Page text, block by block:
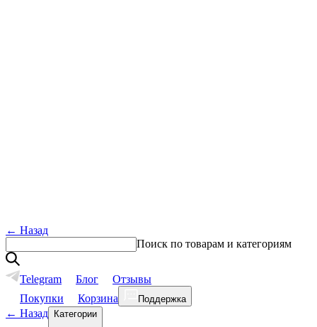
← Назад
Поиск по товарам и категориям
Telegram Блог
Отзывы
Покупки
Корзина Поддержка
← Назад Категории